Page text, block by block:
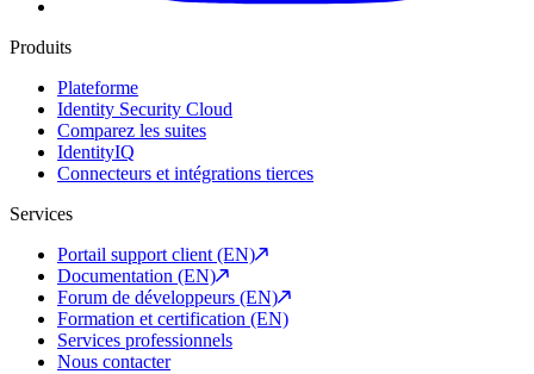
Produits
Plateforme
Identity Security Cloud
Comparez les suites
IdentityIQ
Connecteurs et intégrations tierces
Services
Portail support client (EN)
Documentation (EN)
Forum de développeurs (EN)
Formation et certification (EN)
Services professionnels
Nous contacter